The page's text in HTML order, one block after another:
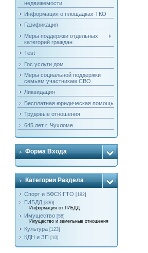
недвижемости
Информация о площадках ТКО
Газификация
Меры поддержки отдельных
категорий граждан
Test
Гос.услуги дом
Меры социальной поддержки
семьям участникам СВО
Ликвидация
Бесплатная юридическая помощь
Трудовые отношения
645 лет г. Чухломе
Форма Входа
Категории Раздела
Спорт и ВФСК ГТО [192]
ГИБДД [330]
Информация от ГИБДД
Имущество [58]
Имущество и земельные отношения
Культура [123]
КДН и ЗП [10]